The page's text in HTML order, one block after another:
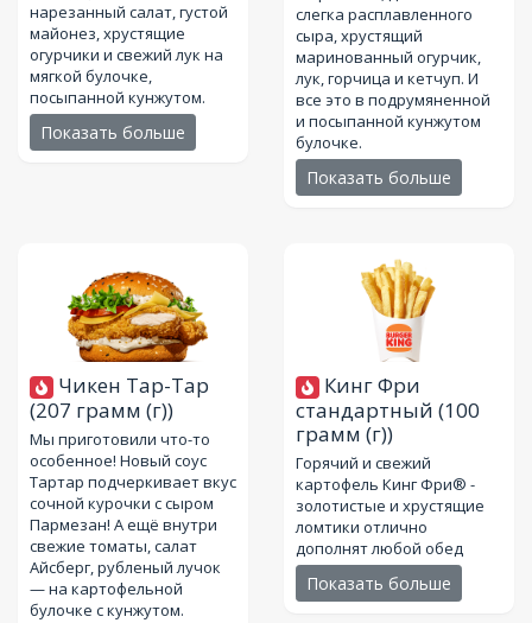
нарезанный салат, густой
майонез, хрустящие
огурчики и свежий лук на
мягкой булочке,
посыпанной кунжутом.
Показать больше
слегка расплавленного
сыра, хрустящий
маринованный огурчик,
лук, горчица и кетчуп. И
все это в подрумяненной
и посыпанной кунжутом
булочке.
Показать больше
Чикен Тар-Тар
(207 грамм (г))
Мы приготовили что-то
особенное! Новый соус
Тартар подчеркивает вкус
сочной курочки с сыром
Пармезан! А ещё внутри
свежие томаты, салат
Айсберг, рубленый лучок
— на картофельной
булочке с кунжутом.
Кинг Фри
стандартный (100
грамм (г))
Горячий и свежий
картофель Кинг Фри® -
золотистые и хрустящие
ломтики отлично
дополнят любой обед
Показать больше